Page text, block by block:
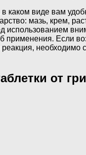
каком виде вам
мазь, крем,
использованием
применения. Если
необходимо
от